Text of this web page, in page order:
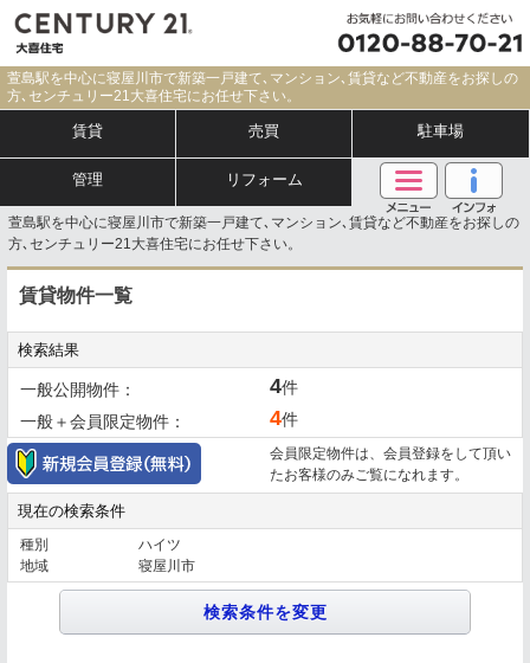
萱島駅を中心に寝屋川市で新築一戸建て､マンション､賃貸など不動産をお探しの
方､センチュリー21大喜住宅にお任せ下さい。
賃貸 売買 駐車場
管理 リフォーム
萱島駅を中心に寝屋川市で新築一戸建て､マンション､賃貸など不動産をお探しの
方､センチュリー21大喜住宅にお任せ下さい。
賃貸物件一覧
検索結果
一般公開物件： 4件
一般＋会員限定物件：
4件
会員限定物件は、会員登録をして頂い
たお客様のみご覧になれます。
現在の検索条件
種別
ハイツ
地域
寝屋川市